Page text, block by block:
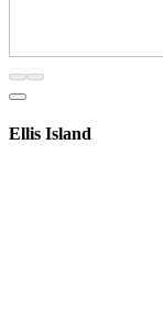
Ellis Island